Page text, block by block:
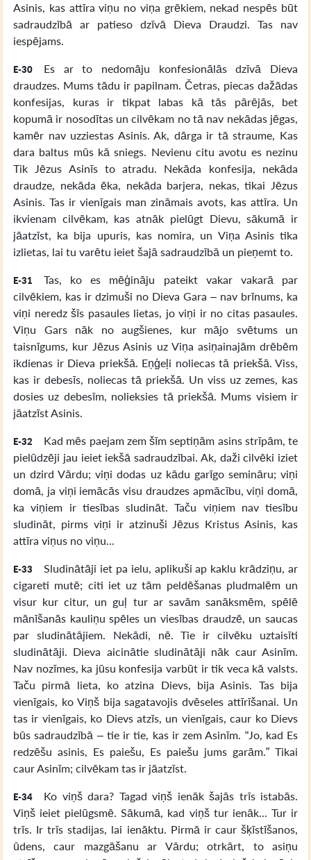
Asinis, kas attīra viņu no viņa grēkiem, nekad nespēs būt
sadraudzībā ar patieso dzīvā Dieva Draudzi. Tas nav
iespējams.
E-30
Es ar to nedomāju konfesionālās dzīvā Dieva
draudzes. Mums tādu ir papilnam. Četras, piecas dažādas
konfesijas, kuras ir tikpat labas kā tās pārējās, bet
kopumā ir nosodītas un cilvēkam no tā nav nekādas jēgas,
kamēr nav uzziestas Asinis. Ak, dārga ir tā straume, Kas
dara baltus mūs kā sniegs. Nevienu citu avotu es nezinu
Tik Jēzus Asinīs to atradu. Nekāda konfesija, nekāda
draudze, nekāda ēka, nekāda barjera, nekas, tikai Jēzus
Asinis. Tas ir vienīgais man zināmais avots, kas attīra. Un
ikvienam cilvēkam, kas atnāk pielūgt Dievu, sākumā ir
jāatzīst, ka bija upuris, kas nomira, un Viņa Asinis tika
izlietas, lai tu varētu ieiet šajā sadraudzībā un pieņemt to.
E-31
Tas, ko es mēģināju pateikt vakar vakarā par
cilvēkiem, kas ir dzimuši no Dieva Gara – nav brīnums, ka
viņi neredz šīs pasaules lietas, jo viņi ir no citas pasaules.
Viņu Gars nāk no augšienes, kur mājo svētums un
taisnīgums, kur Jēzus Asinis uz Viņa asiņainajām drēbēm
ikdienas ir Dieva priekšā. Eņģeļi noliecas tā priekšā. Viss,
kas ir debesīs, noliecas tā priekšā. Un viss uz zemes, kas
dosies uz debesīm, nolieksies tā priekšā. Mums visiem ir
jāatzīst Asinis.
E-32
Kad mēs paejam zem šīm septiņām asins strīpām, te
pielūdzēji jau ieiet iekšā sadraudzībai. Ak, daži cilvēki iziet
un dzird Vārdu; viņi dodas uz kādu garīgo semināru; viņi
domā, ja viņi iemācās visu draudzes apmācību, viņi domā,
ka viņiem ir tiesības sludināt. Taču viņiem nav tiesību
sludināt, pirms viņi ir atzinuši Jēzus Kristus Asinis, kas
attīra viņus no viņu...
E-33
Sludinātāji iet pa ielu, aplikuši ap kaklu krādziņu, ar
cigareti mutē; citi iet uz tām peldēšanas pludmalēm un
visur kur citur, un guļ tur ar savām sanāksmēm, spēlē
mānīšanās kauliņu spēles un viesības draudzē, un saucas
par sludinātājiem. Nekādi, nē. Tie ir cilvēku uztaisīti
sludinātāji. Dieva aicinātie sludinātāji nāk caur Asinīm.
Nav nozīmes, ka jūsu konfesija varbūt ir tik veca kā valsts.
Taču pirmā lieta, ko atzina Dievs, bija Asinis. Tas bija
vienīgais, ko Viņš bija sagatavojis dvēseles attīrīšanai. Un
tas ir vienīgais, ko Dievs atzīs, un vienīgais, caur ko Dievs
būs sadraudzībā – tie ir tie, kas ir zem Asinīm. “Jo, kad Es
redzēšu asinis, Es paiešu, Es paiešu jums garām.” Tikai
caur Asinīm; cilvēkam tas ir jāatzīst.
E-34
Ko viņš dara? Tagad viņš ienāk šajās trīs istabās.
Viņš ieiet pielūgsmē. Sākumā, kad viņš tur ienāk... Tur ir
trīs. Ir trīs stadijas, lai ienāktu. Pirmā ir caur šķīstīšanos,
ūdens, caur mazgāšanu ar Vārdu; otrkārt, to asiņu